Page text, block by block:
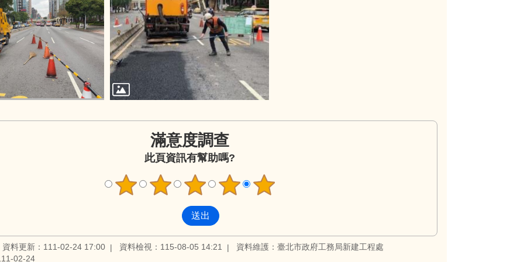
滿意度調查
此頁資訊有幫助嗎?
資料更新：111-02-24 17:00 資料檢視：115-08-05 14:21
資料維護：臺北市政府工務局新建工程處
02-24